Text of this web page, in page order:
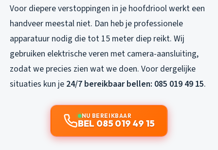
Voor diepere verstoppingen in je hoofdriool werkt een
handveer meestal niet. Dan heb je professionele
apparatuur nodig die tot 15 meter diep reikt. Wij
gebruiken elektrische veren met camera-aansluiting,
zodat we precies zien wat we doen. Voor dergelijke
situaties kun je 24/7 bereikbaar bellen: 085 019 49 15.
NU BEREIKBAAR
BEL 085 019 49 15